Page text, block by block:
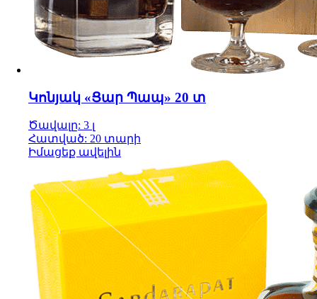
Կոնյակ «Ցար Պապ» 20 տ
Ծավալը: 3 լ
Հատված: 20 տարի
Իմացեք ավելին